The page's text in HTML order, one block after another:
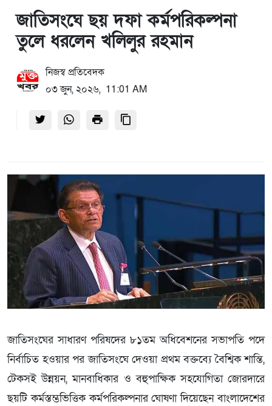
জাতিসংঘে ছয় দফা কর্মপরিকল্পনা
তুলে ধরলেন খলিলুর রহমান
নিজস্ব প্রতিবেদক
০৩ জুন, ২০২৬, 11:01 AM
জাতিসংঘের সাধারণ পরিষদের ৮১তম অধিবেশনের সভাপতি পদে
নির্বাচিত হওয়ার পর জাতিসংঘে দেওয়া প্রথম বক্তব্যে বৈশ্বিক শান্তি,
টেকসই উন্নয়ন, মানবাধিকার ও বহুপাক্ষিক সহযোগিতা জোরদারে
ছয়টি কর্মস্তম্ভভিত্তিক কর্মপরিকল্পনার ঘোষণা দিয়েছেন বাংলাদেশের